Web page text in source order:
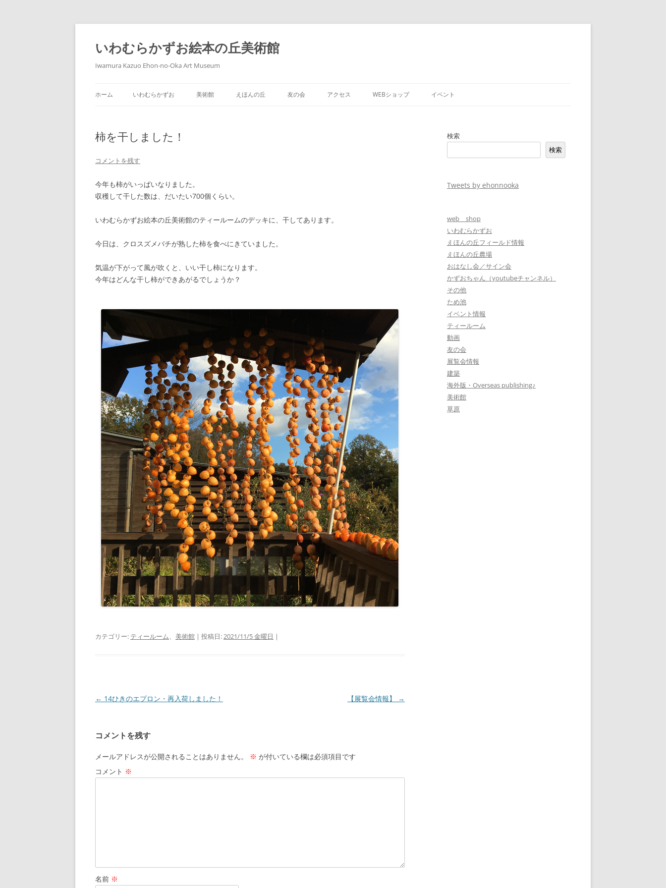
コ
ン
ツ
へ
ス
いわむらかずお絵本の丘美術館
Iwamura Kazuo Ehon-no-Oka Art Museum
ホーム いわむらかずお 美術館 えほんの丘 友の会 アクセス WEBショップ イベント
柿を干しました！
コメントを残す
今年も柿がいっぱいなりました。
収穫して干した数は、だいたい700個くらい。
いわむらかずお絵本の丘美術館のティールームのデッキに、干してあります。
今日は、クロスズメバチが熟した柿を食べにきていました。
気温が下がって風が吹くと、いい干し柿になります。
今年はどんな干し柿ができあがるでしょうか？
カテゴリー: ティールーム、 美術館 | 投稿日:2021/11/5 金曜日 |
投
ビ
ゲ
ー
シ
← 14ひきのエプロン・再入荷しました！ 【展覧会情報】 →
コメントを残す
メールアドレスが公開されることはありません。 ※ が付いている欄は必須項目です
コメント ※
名前 ※
検索
検索
Tweets by ehonnooka
web shop
いわむらかずお
えほんの丘フィールド情報
えほんの丘農場
おはなし会／サイン会
かずおちゃん（youtubeチャンネル）
その他
ため池
イベント情報
ティールーム
動画
友の会
展覧会情報
建築
海外版・Overseas publishing♪
美術館
草原